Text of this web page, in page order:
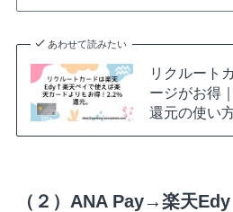
あわせて読みたい
リクルート
ージがお得
還元の使い
（２）ANA Pay→楽天Edy